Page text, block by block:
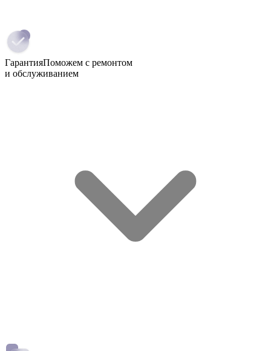
ГарантияПоможем с ремонтом
и обслуживанием